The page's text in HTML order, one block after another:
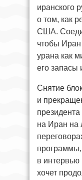
иранского
о том, как
США.
чтобы
урана как
его запасы
Снятие
и
на Иран на
в интервью
хочет